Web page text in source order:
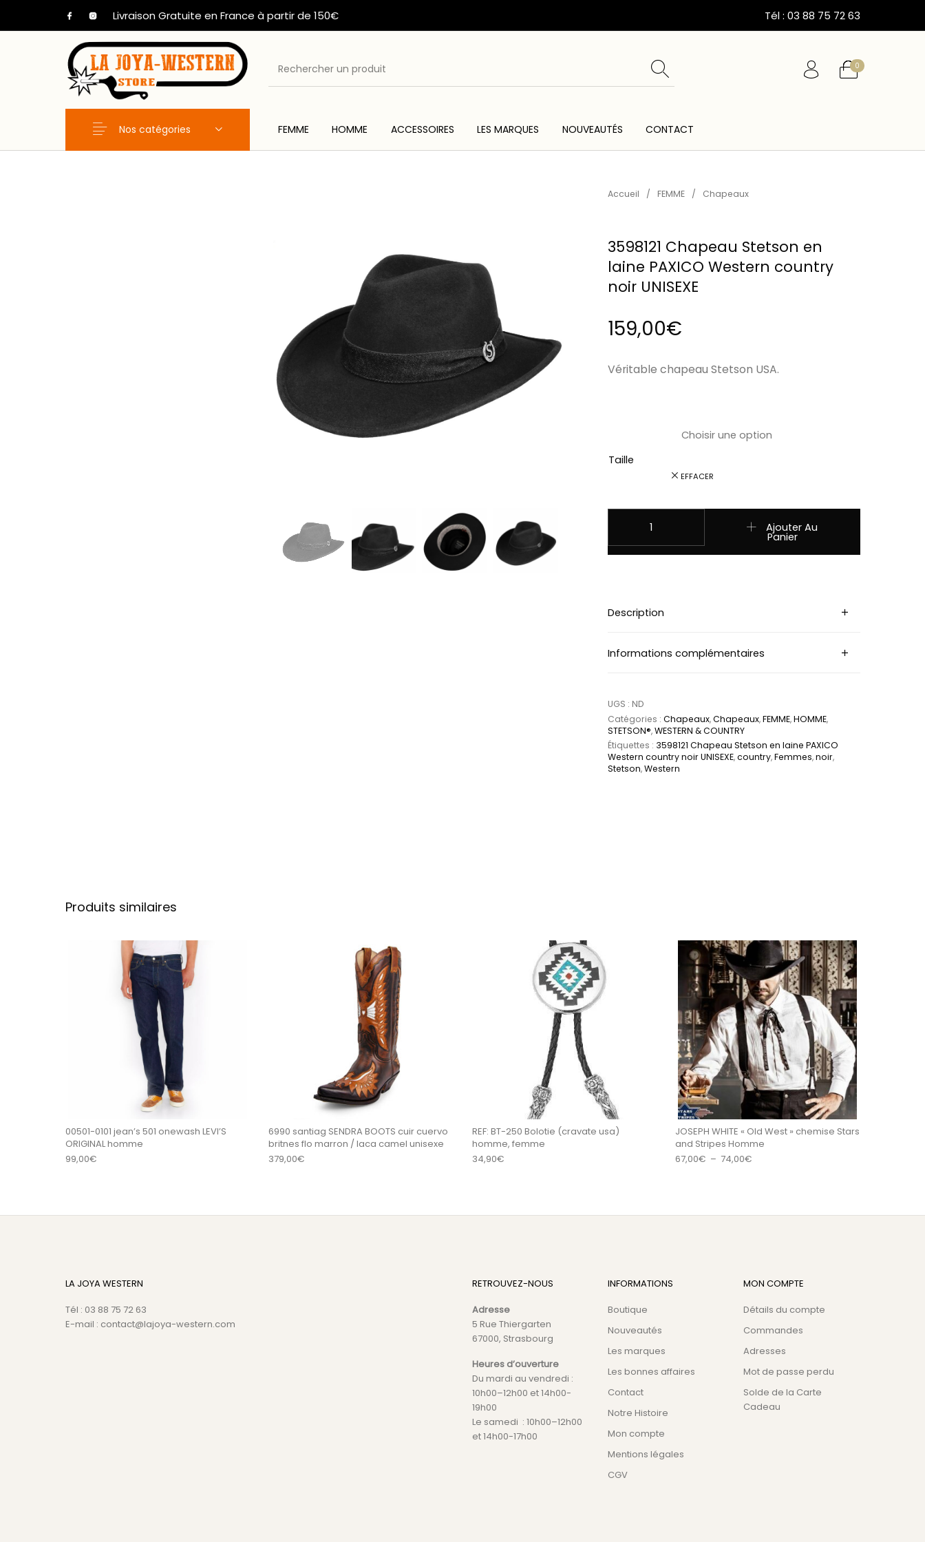
Livraison Gratuite en France à partir de 150€ Tél : 03 88 75 72 63
0
FEMME HOMME ACCESSOIRES LES MARQUES NOUVEAUTÉS CONTACT
Nos catégories
Accueil / FEMME / Chapeaux
3598121 Chapeau Stetson en
laine PAXICO Western country
noir UNISEXE
159,00€
Véritable chapeau Stetson USA.
Taille
EFFACER
Ajouter Au
Panier
Description
Informations complémentaires
UGS : ND
Catégories : Chapeaux,Chapeaux,FEMME,HOMME,
STETSON®,WESTERN & COUNTRY
Étiquettes : 3598121 Chapeau Stetson en laine PAXICO
Western country noir UNISEXE,country,Femmes,noir,
Stetson,Western
Produits similaires
00501-0101 jean’s 501 onewash LEVI’S
ORIGINAL homme
99,00€
Ce produit a plusieurs variations. Les options peuvent être choisies sur la page du produit
6990 santiag SENDRA BOOTS cuir cuervo
britnes flo marron / laca camel unisexe
379,00€
Ce produit a plusieurs variations. Les options peuvent être choisies sur la page du
REF: BT-250 Bolotie (cravate usa)
homme, femme
34,90€
JOSEPH WHITE « Old West » chemise Stars
and Stripes Homme
67,00€ – 74,00€
Ce produit a
LA JOYA WESTERN
Tél : 03 88 75 72 63
E-mail : contact@lajoya-western.com
RETROUVEZ-NOUS
Adresse
5 Rue Thiergarten
67000, Strasbourg
Heures d’ouverture
Du mardi au vendredi :
10h00–12h00 et 14h00-
19h00
Le samedi : 10h00–12h00
et 14h00-17h00
INFORMATIONS
Boutique
Nouveautés
Les marques
Les bonnes affaires
Contact
Notre Histoire
Mon compte
Mentions légales
CGV
MON COMPTE
Détails du compte
Commandes
Adresses
Mot de passe perdu
Solde de la Carte
Cadeau